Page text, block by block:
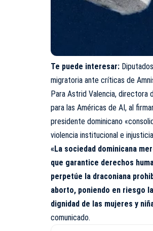
Te puede interesar:
migratoria ante críticas de
Para Astrid Valencia, directora
para las Américas de AI, al
presidente dominicano
violencia institucional e
«La sociedad dominicana
que garantice derechos
perpetúe la draconiana
aborto, poniendo en riesgo
dignidad de las mujeres y
comunicado.